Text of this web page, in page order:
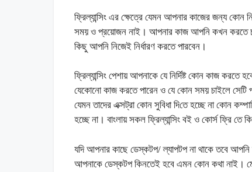
ফ্রিল্যান্সিং এর ক্ষেত্রে যেমন আপনার কাজের জন্য কোন
সময় ও প্রয়োজন নাই। আপনার কাজ আপনি কখন করতে
কিছু আপনি নিজেই নির্ধারণ করতে পারবেন।
ফ্রিল্যান্সিং পেশায় আপনাকে যে নির্দিষ্ট কোন কাজ
যেকোনো কাজ করতে পারেন ও যে কোন সময় চাইলে সেটি
যেমন তাদের এক্সট্রা কোন সুবিধা দিতে হচ্ছে না কোন
হচ্ছে না। বাংলায় সকল ফ্রিল্যান্সিং বই ও কোর্স ফ্রি তে
যদি আপনার কাছে ডেস্কটপ/ ল্যাপটপ না থাকে তবে
আপনাকে ডেস্কটপ কিনতেই হবে এমন কোন কথা নাই।